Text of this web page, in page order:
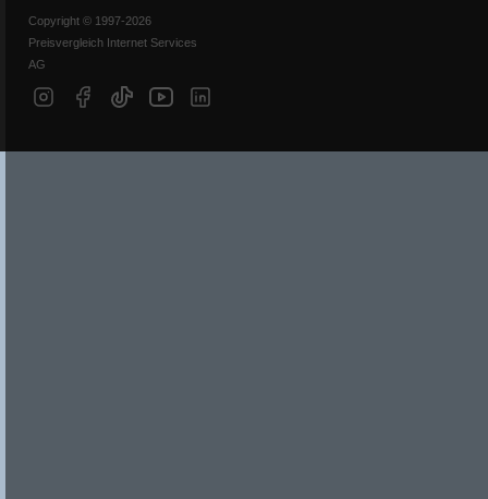
Copyright © 1997-2026
Preisvergleich Internet Services
AG